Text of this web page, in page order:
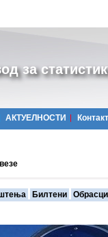
за
АКТУЕЛНОСТИ Контакт
Билтени Обрасци